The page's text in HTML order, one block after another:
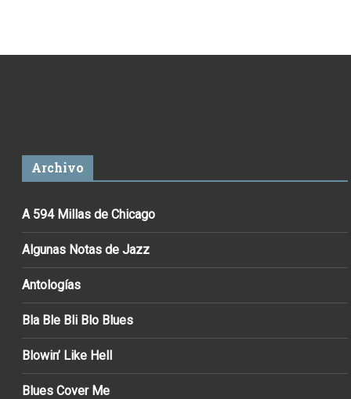
Archivo
A 594 Millas de Chicago
Algunas Notas de Jazz
Antologías
Bla Ble Bli Blo Blues
Blowin’ Like Hell
Blues Cover Me